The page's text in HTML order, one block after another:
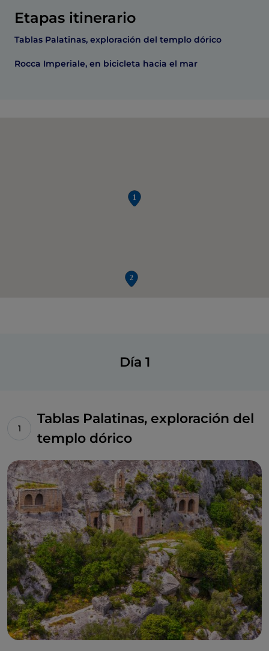
Etapas itinerario
Tablas Palatinas, exploración del templo dórico
Rocca Imperiale, en bicicleta hacia el mar
Día 1
Tablas Palatinas, exploración del
templo dórico